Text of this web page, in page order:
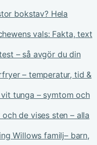
bokstav? Hela
vals: Fakta, text
– så avgör du din
– temperatur, tid &
tunga – symtom och
de vises sten – alla
Willows familj– barn,